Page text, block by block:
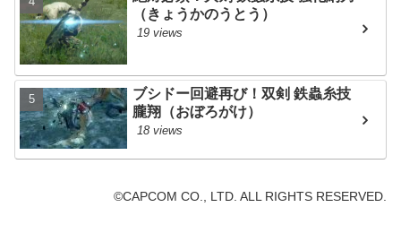
（きょうかのうとう）
19 views
ブシドー回避再び！双剣 鉄蟲糸技
朧翔（おぼろがけ）
18 views
©CAPCOM CO., LTD. ALL RIGHTS RESERVED.